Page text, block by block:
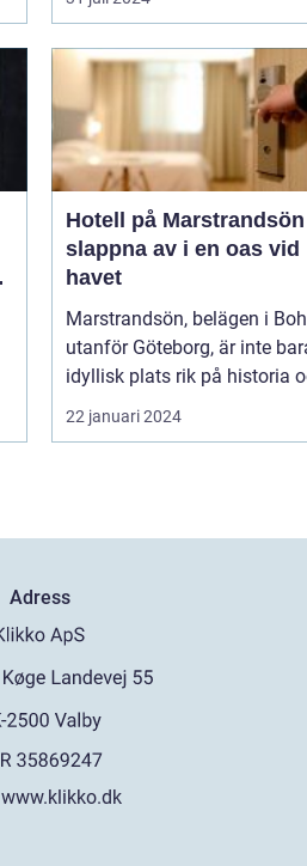
Hotell på
slappna av i en oas vid
havet
Marstrandsön, belägen i
utanför Göteborg, är inte
idyllisk plats rik på historia
22 januari 2024
Adress
www.klikko.dk